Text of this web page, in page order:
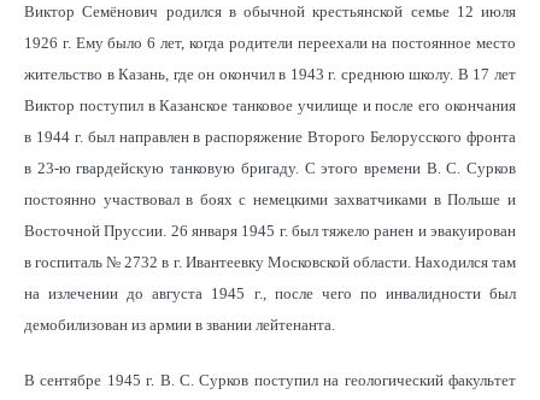
Виктор Семёнович родился в обычной крестьянской семье 12 июля
1926 г. Ему было 6 лет, когда родители переехали на постоянное место
жительство в Казань, где он окончил в 1943 г. среднюю школу. В 17 лет
Виктор поступил в Казанское танковое училище и после его окончания
в 1944 г. был направлен в распоряжение Второго Белорусского фронта
в 23-ю гвардейскую танковую бригаду. С этого времени В. С. Сурков
постоянно участвовал в боях с немецкими захватчиками в Польше и
Восточной Пруссии. 26 января 1945 г. был тяжело ранен и эвакуирован
в госпиталь № 2732 в г. Ивантеевку Московской области. Находился там
на излечении до августа 1945 г., после чего по инвалидности был
демобилизован из армии в звании лейтенанта.
В сентябре 1945 г. В. С. Сурков поступил на геологический факультет